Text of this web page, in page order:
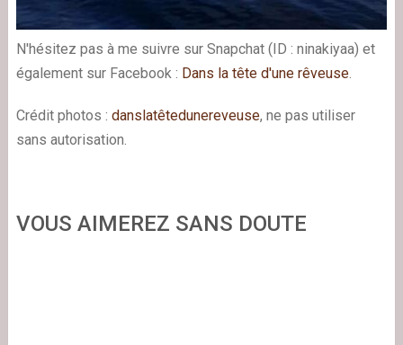
N'hésitez pas à me suivre sur Snapchat (ID : ninakiyaa) et
également sur Facebook : Dans la tête d'une rêveuse.
Crédit photos : danslatêtedunereveuse, ne pas utiliser
sans autorisation.
VOUS AIMEREZ SANS DOUTE